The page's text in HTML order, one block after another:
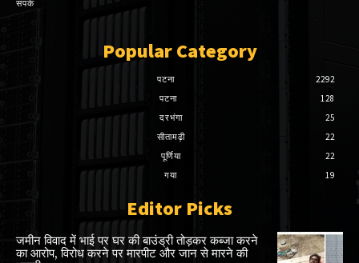
संपर्क
Popular Category
पटना
2292
पटना
128
दरभंगा
25
सीतामढ़ी
22
पूर्णिया
22
गया
19
Editor Picks
जमीन विवाद में भाई पर घर की बाउंड्री तोड़कर कब्जा करने
का आरोप, विरोध करने पर मारपीट और जान से मारने की